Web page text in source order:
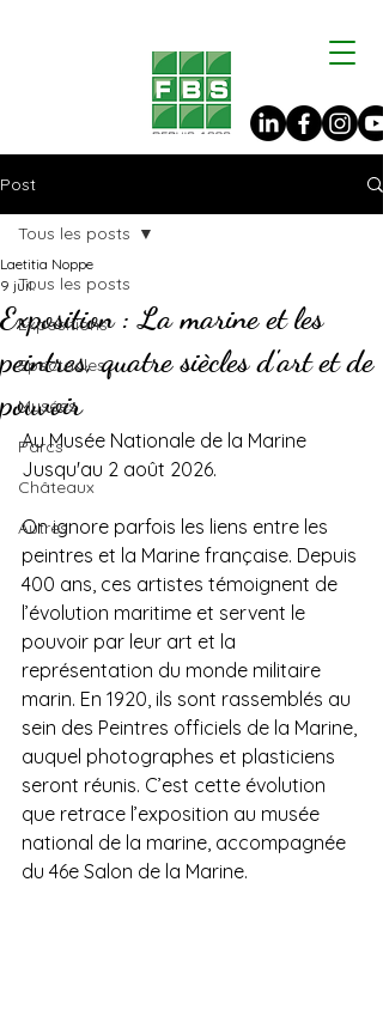
Post
Tous les posts
Expositions
Spectacles
Musées
Parcs
Châteaux
Autres
Tous les posts
Exposition : La marine et les
peintres, quatre siècles d'art et de
pouvoir
Laetitia Noppe
9 juil.
Au Musée Nationale de la Marine
Jusqu'au 2 août 2026.
On ignore parfois les liens entre les
peintres et la Marine française. Depuis
400 ans, ces artistes témoignent de
l’évolution maritime et servent le
pouvoir par leur art et la
représentation du monde militaire
marin. En 1920, ils sont rassemblés au
sein des Peintres officiels de la Marine,
auquel photographes et plasticiens
seront réunis. C’est cette évolution
que retrace l’exposition au musée
national de la marine, accompagnée
du 46e Salon de la Marine.